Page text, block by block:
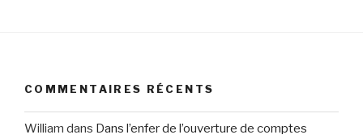
COMMENTAIRES RÉCENTS
William dans Dans l’enfer de l’ouverture de comptes